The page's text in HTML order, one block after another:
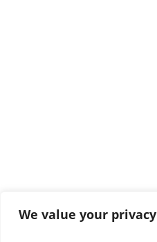
We value your privacy